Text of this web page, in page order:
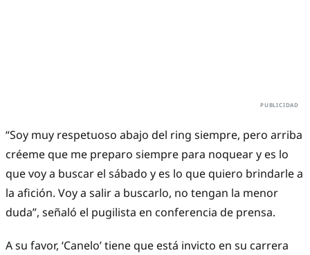
“Soy muy respetuoso abajo del ring siempre, pero arriba
créeme que me preparo siempre para noquear y es lo
que voy a buscar el sábado y es lo que quiero brindarle a
la afición. Voy a salir a buscarlo, no tengan la menor
duda”, señaló el pugilista en conferencia de prensa.
A su favor, ‘Canelo’ tiene que está invicto en su carrera